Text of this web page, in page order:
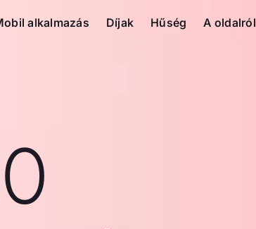
alkalmazás Díjak Hűség A oldalról